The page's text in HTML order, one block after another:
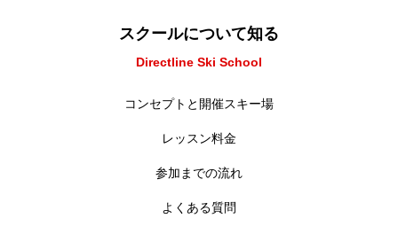
スクールについて知る
Directline Ski School
コンセプトと開催スキー場
レッスン料金
参加までの流れ
よくある質問